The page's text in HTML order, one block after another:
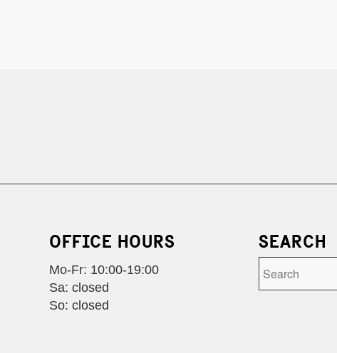
OFFICE HOURS
Mo-Fr: 10:00-19:00
Sa: closed
So: closed
SEARCH